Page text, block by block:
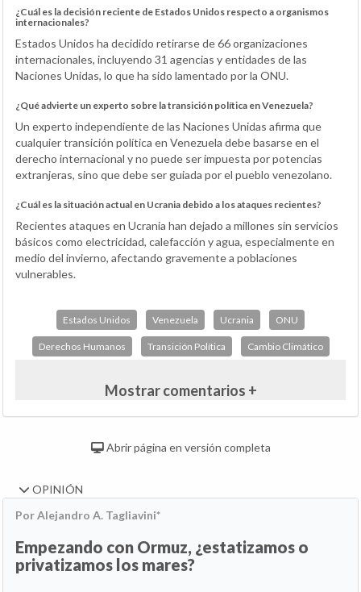
¿Cuál es la decisión reciente de Estados Unidos respecto a organismos
internacionales?
Estados Unidos ha decidido retirarse de 66 organizaciones
internacionales, incluyendo 31 agencias y entidades de las
Naciones Unidas, lo que ha sido lamentado por la ONU.
¿Qué advierte un experto sobre la transición política en Venezuela?
Un experto independiente de las Naciones Unidas afirma que
cualquier transición política en Venezuela debe basarse en el
derecho internacional y no puede ser impuesta por potencias
extranjeras, sino que debe ser guiada por el pueblo venezolano.
¿Cuál es la situación actual en Ucrania debido a los ataques recientes?
Recientes ataques en Ucrania han dejado a millones sin servicios
básicos como electricidad, calefacción y agua, especialmente en
medio del invierno, afectando gravemente a poblaciones
vulnerables.
Estados Unidos Venezuela Ucrania ONU
Derechos Humanos Transición Política Cambio Climático
Mostrar comentarios +
Abrir página en versión completa
OPINIÓN
Por Alejandro A. Tagliavini*
Empezando con Ormuz, ¿estatizamos o
privatizamos los mares?